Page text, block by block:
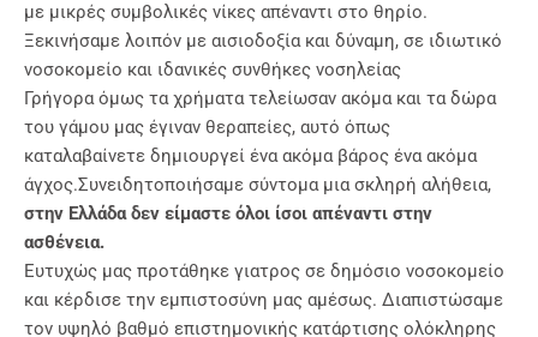
με μικρές συμβολικές νίκες απέναντι στο θηρίο.
Ξεκινήσαμε λοιπόν με αισιοδοξία και δύναμη, σε ιδιωτικό
νοσοκομείο και ιδανικές συνθήκες νοσηλείας
Γρήγορα όμως τα χρήματα τελείωσαν ακόμα και τα δώρα
του γάμου μας έγιναν θεραπείες, αυτό όπως
καταλαβαίνετε δημιουργεί ένα ακόμα βάρος ένα ακόμα
άγχος.Συνειδητοποιήσαμε σύντομα μια σκληρή αλήθεια,
στην Ελλάδα δεν είμαστε όλοι ίσοι απέναντι στην
ασθένεια.
Ευτυχώς μας προτάθηκε γιατρος σε δημόσιο νοσοκομείο
και κέρδισε την εμπιστοσύνη μας αμέσως. Διαπιστώσαμε
τον υψηλό βαθμό επιστημονικής κατάρτισης ολόκληρης